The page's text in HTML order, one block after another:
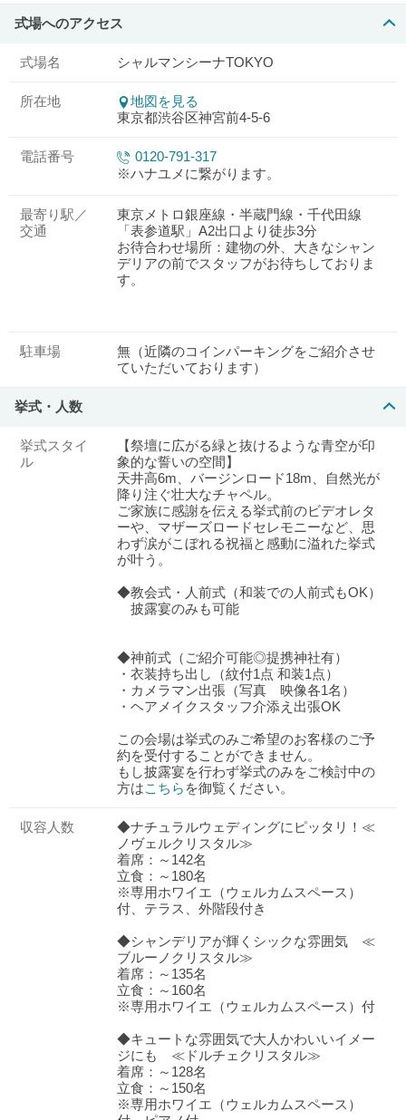
おトクな特典つきフェア
残◯
《来館特典》最大1.5万アマゾンギフト
式場へのアクセス
式場名 シャルマンシーナTOKYO
所在地
地図を見る
東京都渋谷区神宮前4-5-6
電話番号
0120-791-317
※ハナユメに繋がります。
最寄り駅／
交通
東京メトロ銀座線・半蔵門線・千代田線
「表参道駅」A2出口より徒歩3分
お待合わせ場所：建物の外、大きなシャン
デリアの前でスタッフがお待ちしておりま
す。
駐車場
無（近隣のコインパーキングをご紹介させ
ていただいております）
挙式・人数
挙式スタイ
ル
【祭壇に広がる緑と抜けるような青空が印
象的な誓いの空間】
天井高6m、バージンロード18m、自然光が
降り注ぐ壮大なチャペル。
ご家族に感謝を伝える挙式前のビデオレタ
ーや、マザーズロードセレモニーなど、思
わず涙がこぼれる祝福と感動に溢れた挙式
が叶う。
◆教会式・人前式（和装での人前式もOK）
披露宴のみも可能
◆神前式（ご紹介可能◎提携神社有）
・衣装持ち出し（紋付1点 和装1点）
・カメラマン出張（写真 映像各1名）
・ヘアメイクスタッフ介添え出張OK
この会場は挙式のみご希望のお客様のご予
約を受付することができません。
もし披露宴を行わず挙式のみをご検討中の
方はこちら を御覧ください。
収容人数
◆ナチュラルウェディングにピッタリ！≪
ノヴェルクリスタル≫
着席：～142名
立食：～180名
※専用ホワイエ（ウェルカムスペース）
付、テラス、外階段付き
◆シャンデリアが輝くシックな雰囲気 ≪
ブルーノクリスタル≫
着席：～135名
立食：～160名
※専用ホワイエ（ウェルカムスペース）付
◆キュートな雰囲気で大人かわいいイメー
ジにも ≪ドルチェクリスタル≫
着席：～128名
立食：～150名
※専用ホワイエ（ウェルカムスペース）